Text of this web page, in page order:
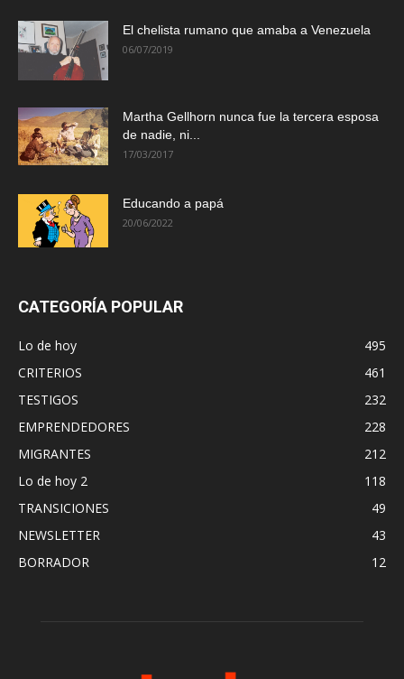
El chelista rumano que amaba a Venezuela
06/07/2019
Martha Gellhorn nunca fue la tercera esposa
de nadie, ni...
17/03/2017
Educando a papá
20/06/2022
CATEGORÍA POPULAR
Lo de hoy
495
CRITERIOS
461
TESTIGOS
232
EMPRENDEDORES
228
MIGRANTES
212
Lo de hoy 2
118
TRANSICIONES
49
NEWSLETTER
43
BORRADOR
12